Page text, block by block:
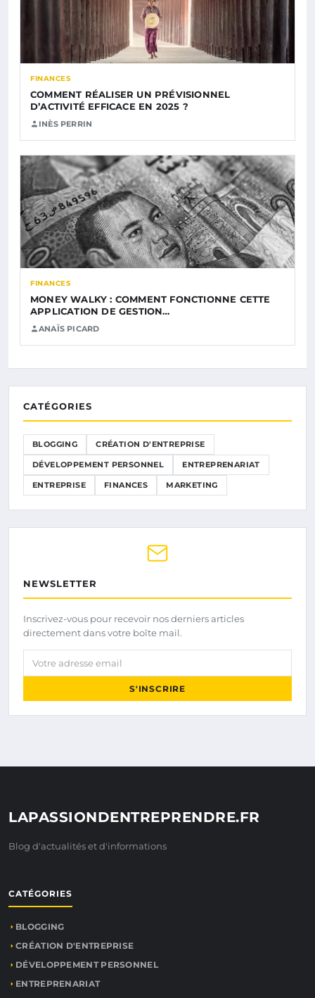
FINANCES
COMMENT RÉALISER UN PRÉVISIONNEL
D’ACTIVITÉ EFFICACE EN 2025 ?
INÈS PERRIN
FINANCES
MONEY WALKY : COMMENT FONCTIONNE CETTE
APPLICATION DE GESTION…
ANAÏS PICARD
CATÉGORIES
BLOGGING CRÉATION D'ENTREPRISE
DÉVELOPPEMENT PERSONNEL ENTREPRENARIAT
ENTREPRISE FINANCES MARKETING
NEWSLETTER
Inscrivez-vous pour recevoir nos derniers articles
directement dans votre boîte mail.
Votre adresse email
S'INSCRIRE
LAPASSIONDENTREPRENDRE.FR
Blog d'actualités et d'informations
CATÉGORIES
BLOGGING
CRÉATION D'ENTREPRISE
DÉVELOPPEMENT PERSONNEL
ENTREPRENARIAT